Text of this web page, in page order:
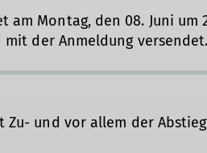
am Montag, den 08. Juni um
mit der Anmeldung versendet.
Zu- und vor allem der